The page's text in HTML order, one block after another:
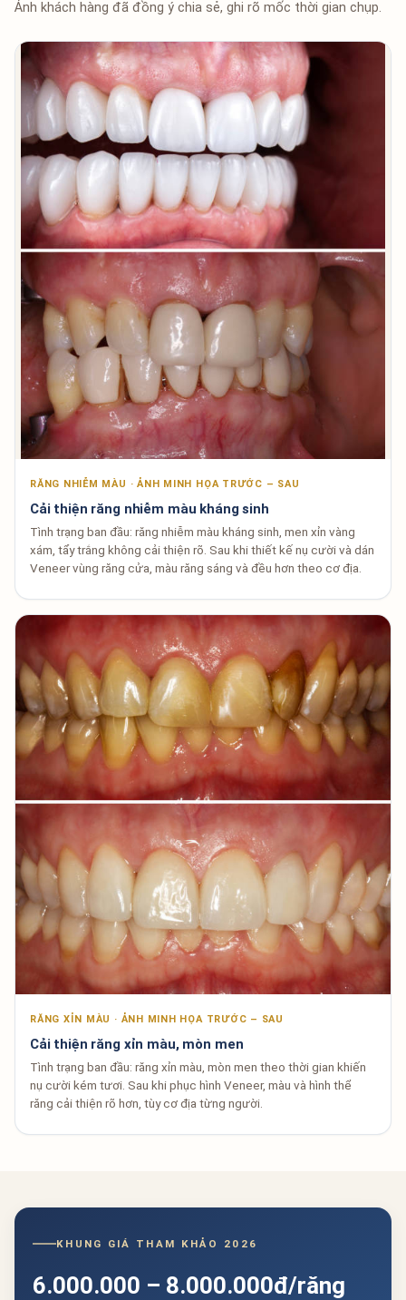
Ảnh khách hàng đã đồng ý chia sẻ, ghi rõ mốc thời gian chụp.
RĂNG NHIỄM MÀU · ẢNH MINH HỌA TRƯỚC – SAU
Cải thiện răng nhiễm màu kháng sinh
Tình trạng ban đầu: răng nhiễm màu kháng sinh, men xỉn vàng
xám, tẩy trắng không cải thiện rõ. Sau khi thiết kế nụ cười và dán
Veneer vùng răng cửa, màu răng sáng và đều hơn theo cơ địa.
RĂNG XỈN MÀU · ẢNH MINH HỌA TRƯỚC – SAU
Cải thiện răng xỉn màu, mòn men
Tình trạng ban đầu: răng xỉn màu, mòn men theo thời gian khiến
nụ cười kém tươi. Sau khi phục hình Veneer, màu và hình thể
răng cải thiện rõ hơn, tùy cơ địa từng người.
KHUNG GIÁ THAM KHẢO 2026
6.000.000 – 8.000.000đ/răng